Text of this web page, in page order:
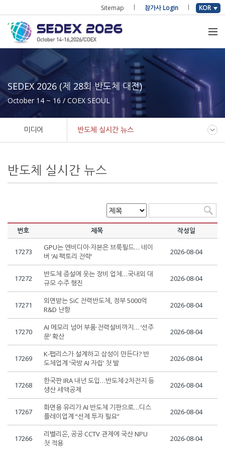
Sitemap 참가사 Login KOR
SEDEX 2026 (제 28회 반도체 대전)
October 14 ~ 16 / COEX SEOUL
미디어 반도체 실시간 뉴스
반도체 실시간 뉴스
번호 제목 작성일
17273
GPU는 엔비디아·자본은 브룩필드… 네이
버 ‘AI 팩토리 전략’
2026-08-04
17272
반도체 증설에 웃는 장비 업체…국내외 대
규모 수주 행진
2026-08-04
17271
외면받는 SiC 전력반도체, 정부 5000억
R&D 난항
2026-08-04
17270
AI 메모리 넘어 부품·전력설비까지… ‘선주
문’ 확산
2026-08-04
17269
K-팹리스가 설계하고 삼성이 만든다? 반
도체업계 ‘국방 AI 자립’ 첫 발
2026-08-04
17268
한국판 IRA 내년 도입…반도체·2차전지 등
생산 세액공제
2026-08-04
17267
화면용 유리가 AI 반도체 기판으로…디스
플레이업계 “선제 투자 필요”
2026-08-04
17266
리벨리온, 공공 CCTV 관제에 국산 NPU
첫 적용
2026-08-04